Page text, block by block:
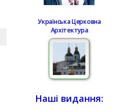
Українська Церковна
Архітектура
Наші видання: